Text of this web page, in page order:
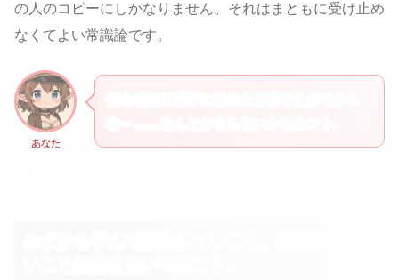
の人のコピーにしかなりません。それはまともに受け止め
なくてよい常識論です。
あなた